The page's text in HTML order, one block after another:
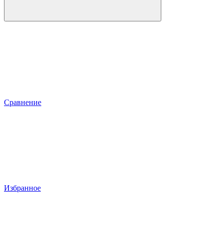
Сравнение
Избранное